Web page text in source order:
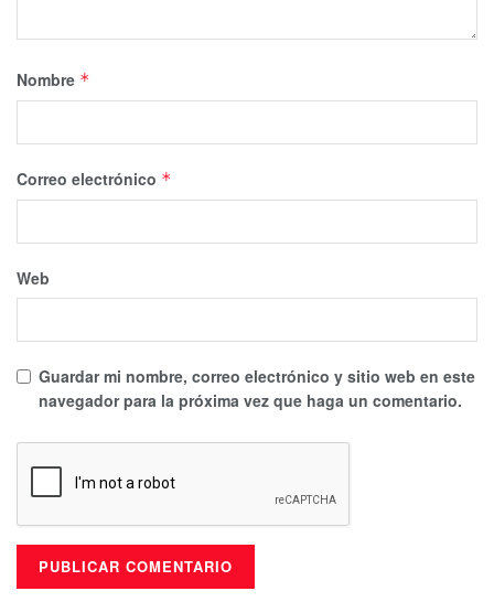
Nombre *
Correo electrónico *
Web
Guardar mi nombre, correo electrónico y sitio web en este
navegador para la próxima vez que haga un comentario.